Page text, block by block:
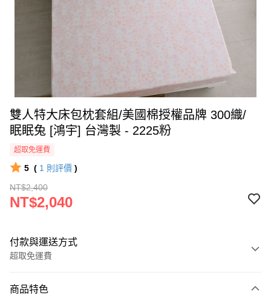
雙人特大床包枕套組/美國棉授權品牌 300織/
眠眠兔 [鴻宇] 台灣製 - 2225粉
超取免運費
5 ( 1 則評價 )
NT$2,400
NT$2,040
付款與運送方式
超取免運費
信用卡一次付款
商品特色